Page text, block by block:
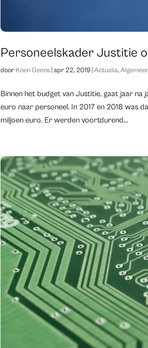
Personeelskader Justitie
door Koen Geens |apr 22, 2019 |Actualia,
Binnen het budget van Justitie, gaat jaar
euro naar personeel. In 2017 en 2018 was
miljoen euro. Er werden voortdurend...